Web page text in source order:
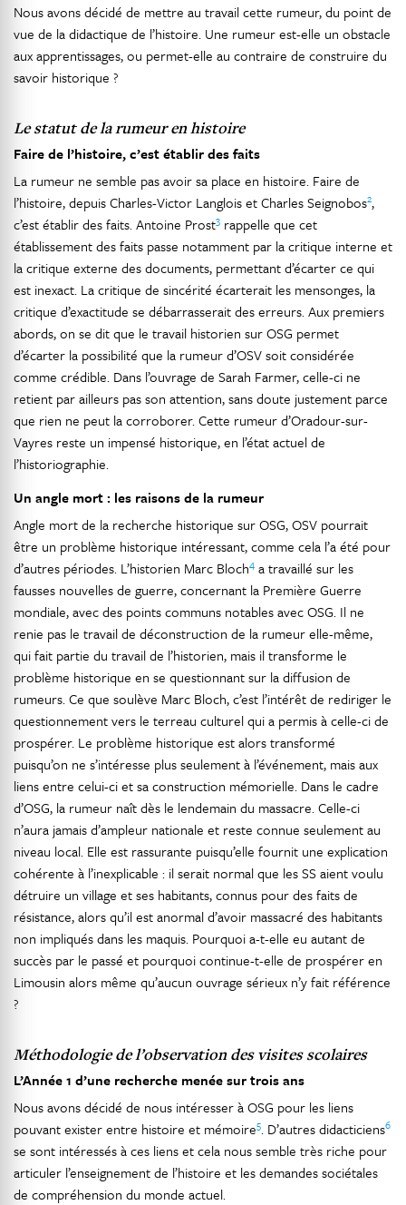
Nous avons décidé de mettre au travail cette rumeur, du point de
vue de la didactique de l’histoire. Une rumeur est-elle un obstacle
aux apprentissages, ou permet-elle au contraire de construire du
savoir historique ?
Le statut de la rumeur en histoire
Faire de l’histoire, c’est établir des faits
La rumeur ne semble pas avoir sa place en histoire. Faire de
l’histoire, depuis Charles-Victor Langlois et Charles Seignobos2,
c’est établir des faits. Antoine Prost3 rappelle que cet
établissement des faits passe notamment par la critique interne et
la critique externe des documents, permettant d’écarter ce qui
est inexact. La critique de sincérité écarterait les mensonges, la
critique d’exactitude se débarrasserait des erreurs. Aux premiers
abords, on se dit que le travail historien sur OSG permet
d’écarter la possibilité que la rumeur d’OSV soit considérée
comme crédible. Dans l’ouvrage de Sarah Farmer, celle-ci ne
retient par ailleurs pas son attention, sans doute justement parce
que rien ne peut la corroborer. Cette rumeur d’Oradour-sur-
Vayres reste un impensé historique, en l’état actuel de
l’historiographie.
Un angle mort : les raisons de la rumeur
Angle mort de la recherche historique sur OSG, OSV pourrait
être un problème historique intéressant, comme cela l’a été pour
d’autres périodes. L’historien Marc Bloch4 a travaillé sur les
fausses nouvelles de guerre, concernant la Première Guerre
mondiale, avec des points communs notables avec OSG. Il ne
renie pas le travail de déconstruction de la rumeur elle-même,
qui fait partie du travail de l’historien, mais il transforme le
problème historique en se questionnant sur la diffusion de
rumeurs. Ce que soulève Marc Bloch, c’est l’intérêt de rediriger le
questionnement vers le terreau culturel qui a permis à celle-ci de
prospérer. Le problème historique est alors transformé
puisqu’on ne s’intéresse plus seulement à l’événement, mais aux
liens entre celui-ci et sa construction mémorielle. Dans le cadre
d’OSG, la rumeur naît dès le lendemain du massacre. Celle-ci
n’aura jamais d’ampleur nationale et reste connue seulement au
niveau local. Elle est rassurante puisqu’elle fournit une explication
cohérente à l’inexplicable : il serait normal que les SS aient voulu
détruire un village et ses habitants, connus pour des faits de
résistance, alors qu’il est anormal d’avoir massacré des habitants
non impliqués dans les maquis. Pourquoi a-t-elle eu autant de
succès par le passé et pourquoi continue-t-elle de prospérer en
Limousin alors même qu’aucun ouvrage sérieux n’y fait référence
?
Méthodologie de l’observation des visites scolaires
L’Année 1 d’une recherche menée sur trois ans
Nous avons décidé de nous intéresser à OSG pour les liens
pouvant exister entre histoire et mémoire5. D’autres didacticiens6
se sont intéressés à ces liens et cela nous semble très riche pour
articuler l’enseignement de l’histoire et les demandes sociétales
de compréhension du monde actuel.